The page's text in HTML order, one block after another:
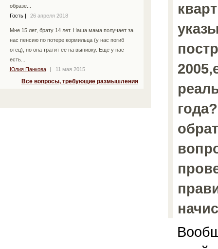
образе...
Гость
26 апреля 2018
Мне 15 лет, брату 14 лет. Наша мама получает за
нас пенсию по потере кормильца (у нас погиб
отец), но она тратит её на выпивку. Ещё у нас
есть...
Юлия Панкова
11 мая 2015
Все вопросы, требующие размышления